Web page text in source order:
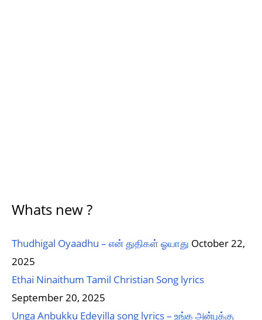
Whats new ?
Thudhigal Oyaadhu – என் துதிகள் ஓயாது October 22,
2025
Ethai Ninaithum Tamil Christian Song lyrics
September 20, 2025
Unga Anbukku Edeyilla song lyrics – உங்க அன்புக்கு